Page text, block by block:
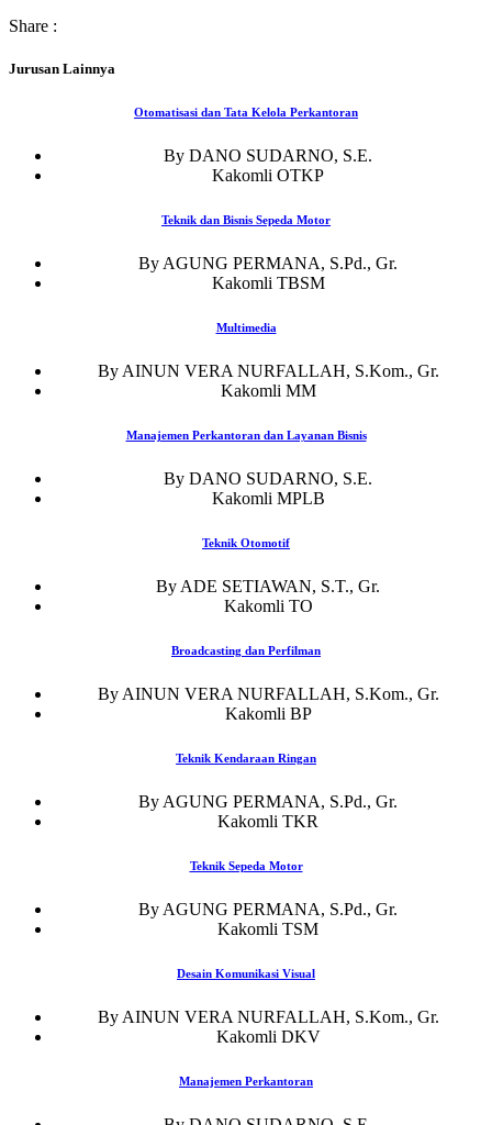
Share :
Jurusan Lainnya
Otomatisasi dan Tata Kelola Perkantoran
By DANO SUDARNO, S.E.
Kakomli OTKP
Teknik dan Bisnis Sepeda Motor
By AGUNG PERMANA, S.Pd., Gr.
Kakomli TBSM
Multimedia
By AINUN VERA NURFALLAH, S.Kom., Gr.
Kakomli MM
Manajemen Perkantoran dan Layanan Bisnis
By DANO SUDARNO, S.E.
Kakomli MPLB
Teknik Otomotif
By ADE SETIAWAN, S.T., Gr.
Kakomli TO
Broadcasting dan Perfilman
By AINUN VERA NURFALLAH, S.Kom., Gr.
Kakomli BP
Teknik Kendaraan Ringan
By AGUNG PERMANA, S.Pd., Gr.
Kakomli TKR
Teknik Sepeda Motor
By AGUNG PERMANA, S.Pd., Gr.
Kakomli TSM
Desain Komunikasi Visual
By AINUN VERA NURFALLAH, S.Kom., Gr.
Kakomli DKV
Manajemen Perkantoran